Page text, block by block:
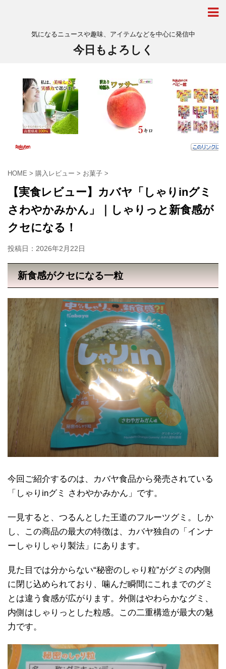
気になるニュースや趣味、アイテムなどを中心に発信中
今日もよろしく
HOME > 購入レビュー > お菓子 >
【実食レビュー】カバヤ「しゃりinグミ
さわやかみかん」｜しゃりっと新食感が
クセになる！
投稿日： 2026年2月22日
新食感がクセになる一粒
今回ご紹介するのは、 カバヤ食品から発売されている
「しゃりinグミ さわやかみかん」です。
一見すると、つるんとした王道のフルーツグミ。しか
し、この商品の最大の特徴は、カバヤ独自の「インナ
ーしゃりしゃり製法」にあります。
見た目では分からない“秘密のしゃり粒”がグミの内側
に閉じ込められており、噛んだ瞬間にこれまでのグミ
とは違う食感が広がります。外側はやわらかなグミ、
内側はしゃりっとした粒感。この二重構造が最大の魅
力です。